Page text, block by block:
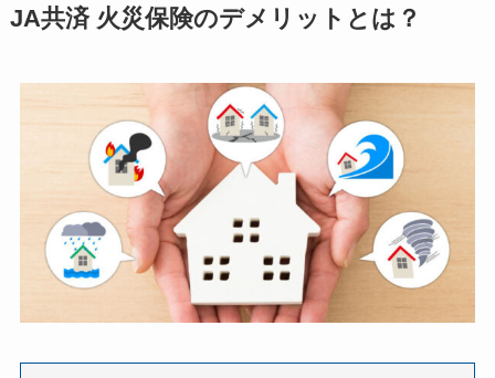
JA共済 火災保険のデメリットとは？